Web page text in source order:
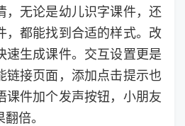
，无论是幼儿识字课件，还
，都能找到合适的样式。改
速生成课件。交互设置更是
链接页面，添加点击提示也
课件加个发声按钮，小朋友
倍。